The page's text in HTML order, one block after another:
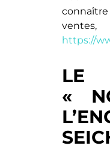
https://
«